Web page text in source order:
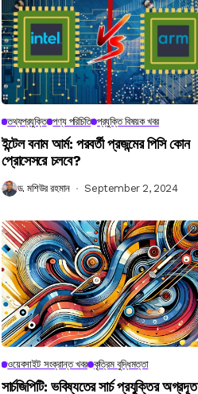
তথ্যপ্রযুক্তি পণ্য পরিচিতি প্রযুক্তি বিষয়ক খবর
ইন্টেল বনাম আর্ম: পরবর্তী প্রজন্মের পিসি কোন
প্রোসেসরে চলবে?
ড. মশিউর রহমান September 2, 2024
ওয়েবসাইট সংক্রান্ত খবর কৃত্রিম বুদ্ধিমত্তা
সার্চজিপিটি: ভবিষ্যতের সার্চ প্রযুক্তির অগ্রদূত